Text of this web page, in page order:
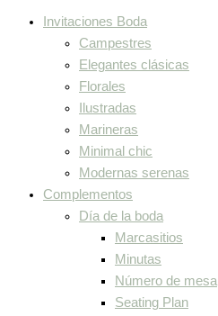
Invitaciones Boda
Campestres
Elegantes clásicas
Florales
Ilustradas
Marineras
Minimal chic
Modernas serenas
Complementos
Día de la boda
Marcasitios
Minutas
Número de mesa
Seating Plan